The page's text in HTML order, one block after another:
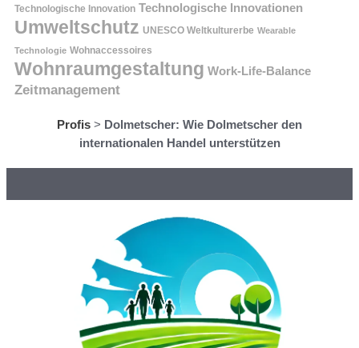
Technologische Innovation Technologische Innovationen
Umweltschutz UNESCO Weltkulturerbe Wearable
Technologie Wohnaccessoires
Wohnraumgestaltung Work-Life-Balance
Zeitmanagement
Profis > Dolmetscher: Wie Dolmetscher den
internationalen Handel unterstützen